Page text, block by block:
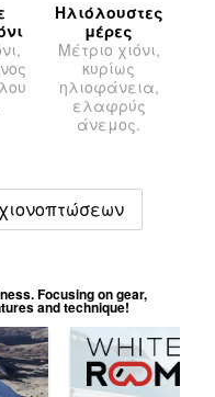
Ηλιόλουστες
μέρες
Μέτριο χιόνι,
κυρίως
ηλιοφάνεια,
ελαφρύς
άνεμος.
χιονοπτώσεων